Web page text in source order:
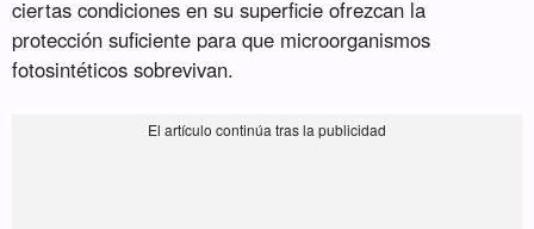
ciertas condiciones en su superficie ofrezcan la
protección suficiente para que microorganismos
fotosintéticos sobrevivan.